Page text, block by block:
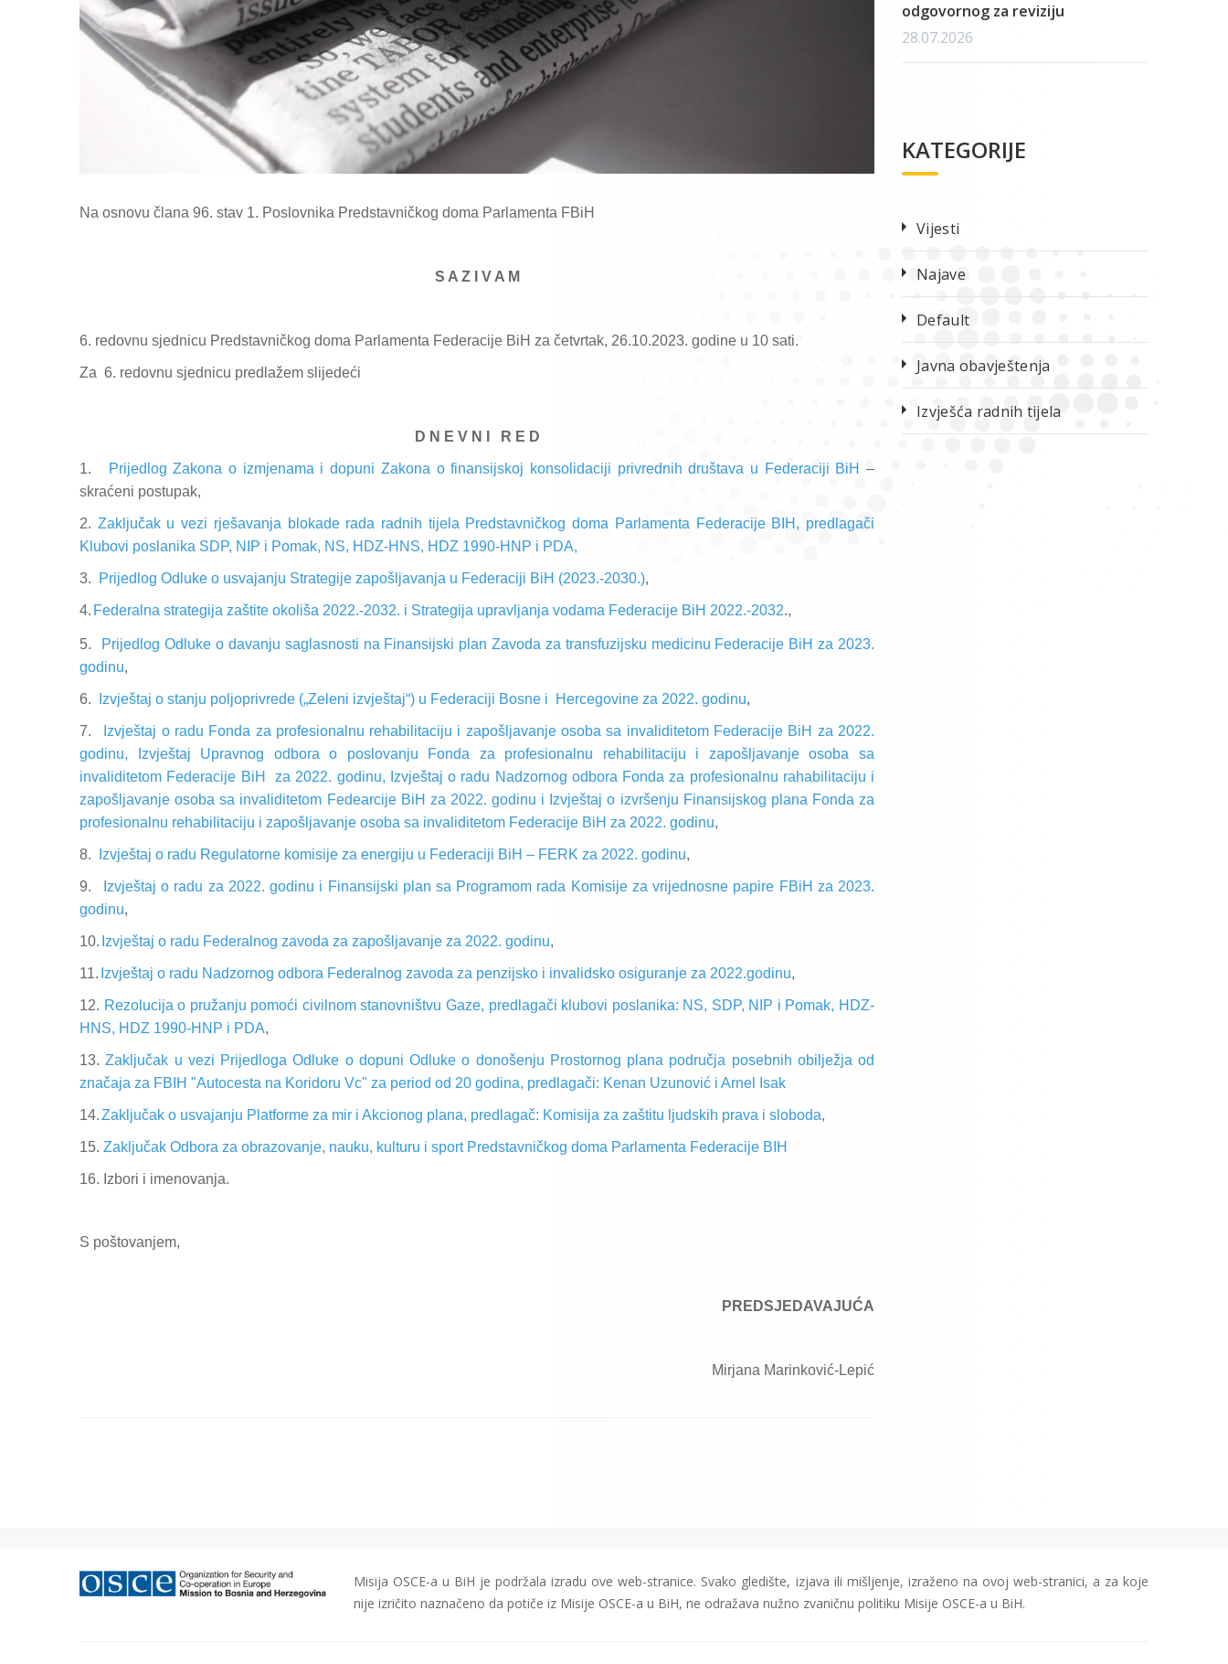
Na osnovu člana 96. stav 1. Poslovnika Predstavničkog doma Parlamenta FBiH
S A Z I V A M
6. redovnu sjednicu Predstavničkog doma Parlamenta Federacije BiH za četvrtak, 26.10.2023. godine u 10 sati.
Za 6. redovnu sjednicu predlažem slijedeći
D N E V N I R E D
1. Prijedlog Zakona o izmjenama i dopuni Zakona o finansijskoj konsolidaciji privrednih društava u Federaciji BiH –
skraćeni postupak,
2. Zaključak u vezi rješavanja blokade rada radnih tijela Predstavničkog doma Parlamenta Federacije BIH, predlagači
Klubovi poslanika SDP, NIP i Pomak, NS, HDZ-HNS, HDZ 1990-HNP i PDA,
3. Prijedlog Odluke o usvajanju Strategije zapošljavanja u Federaciji BiH (2023.-2030.),
4. Federalna strategija zaštite okoliša 2022.-2032. i Strategija upravljanja vodama Federacije BiH 2022.-2032.,
5.
Prijedlog Odluke o davanju saglasnosti na Finansijski plan Zavoda za transfuzijsku medicinu Federacije BiH za 2023.
godinu,
6. Izvještaj o stanju poljoprivrede („Zeleni izvještaj“) u Federaciji Bosne i Hercegovine za 2022. godinu,
7.
Izvještaj o radu Fonda za profesionalnu rehabilitaciju i zapošljavanje osoba sa invaliditetom Federacije BiH za 2022.
godinu, Izvještaj Upravnog odbora o poslovanju Fonda za profesionalnu rehabilitaciju i zapošljavanje osoba sa
invaliditetom Federacije BiH
za 2022. godinu, Izvještaj o radu Nadzornog odbora Fonda za profesionalnu rahabilitaciju i
zapošljavanje osoba sa invaliditetom Fedearcije BiH za 2022. godinu i Izvještaj o izvršenju Finansijskog plana Fonda za
profesionalnu rehabilitaciju i zapošljavanje osoba sa invaliditetom Federacije BiH za 2022. godinu,
8. Izvještaj o radu Regulatorne komisije za energiju u Federaciji BiH – FERK za 2022. godinu,
9.
Izvještaj o radu za 2022. godinu i Finansijski plan sa Programom rada Komisije za vrijednosne papire FBiH za 2023.
godinu,
10. Izvještaj o radu Federalnog zavoda za zapošljavanje za 2022. godinu,
11. Izvještaj o radu Nadzornog odbora Federalnog zavoda za penzijsko i invalidsko osiguranje za 2022.godinu,
12. Rezolucija o pružanju pomoći civilnom stanovništvu Gaze, predlagači klubovi poslanika: NS, SDP, NIP i Pomak, HDZ-
HNS, HDZ 1990-HNP i PDA,
13.Zaključak u vezi Prijedloga Odluke o dopuni Odluke o donošenju Prostornog plana područja posebnih obilježja od
značaja za FBIH "Autocesta na Koridoru Vc" za period od 20 godina, predlagači: Kenan Uzunović i Arnel Isak
14.Zaključak o usvajanju Platforme za mir i Akcionog plana, predlagač: Komisija za zaštitu ljudskih prava i sloboda,
15. Zaključak Odbora za obrazovanje, nauku, kulturu i sport Predstavničkog doma Parlamenta Federacije BIH
16. Izbori i imenovanja.
S poštovanjem,
PREDSJEDAVAJUĆA
Mirjana Marinković-Lepić
odgovornog za reviziju
28.07.2026
KATEGORIJE
Vijesti
Najave
Default
Javna obavještenja
Izvješća radnih tijela
Misija OSCE-a u BiH je podržala izradu ove web-stranice. Svako gledište, izjava ili mišljenje, izraženo na ovoj web-stranici, a za koje
nije izričito naznačeno da potiče iz Misije OSCE-a u BiH, ne odražava nužno zvaničnu politiku Misije OSCE-a u BiH.